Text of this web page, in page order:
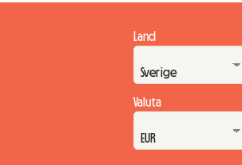
Land
Valuta